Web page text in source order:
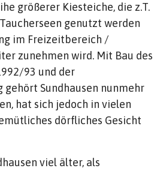
größerer Kiesteiche, die z.T.
genutzt werden
im Freizeitbereich /
zunehmen wird. Mit Bau des
93 und der
gehört Sundhausen nunmehr
hat sich jedoch in vielen
dörfliches Gesicht
viel älter, als